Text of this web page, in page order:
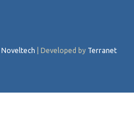
Noveltech | Developed by Terranet